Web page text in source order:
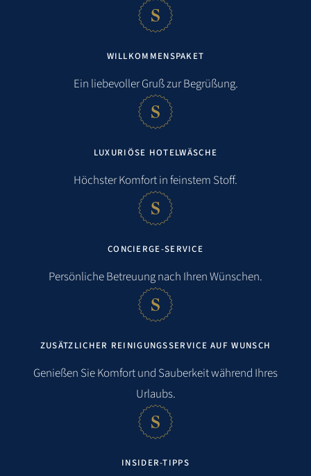
WILLKOMMENSPAKET
Ein liebevoller Gruß zur Begrüßung.
LUXURIÖSE HOTELWÄSCHE
Höchster Komfort in feinstem Stoff.
CONCIERGE-SERVICE
Persönliche Betreuung nach Ihren Wünschen.
ZUSÄTZLICHER REINIGUNGSSERVICE AUF WUNSCH
Genießen Sie Komfort und Sauberkeit während Ihres
Urlaubs.
INSIDER-TIPPS